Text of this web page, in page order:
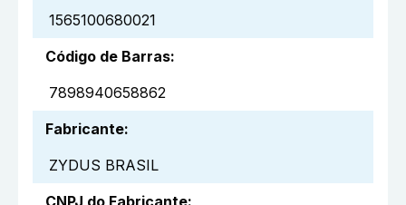
1565100680021
Código de Barras:
7898940658862
Fabricante:
ZYDUS BRASIL